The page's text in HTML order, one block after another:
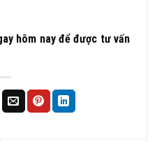
hôm nay để được tư vấn